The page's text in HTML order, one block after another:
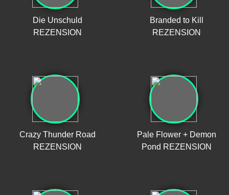
Die Unschuld
REZENSION
Branded to Kill
REZENSION
Crazy Thunder Road
REZENSION
Pale Flower + Demon
Pond REZENSION